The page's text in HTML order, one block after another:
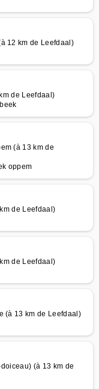
12 km de Leefdaal)
de Leefdaal)
(à 13 km de
oppem
de Leefdaal)
de Leefdaal)
(à 13 km de Leefdaal)
(à 13 km de